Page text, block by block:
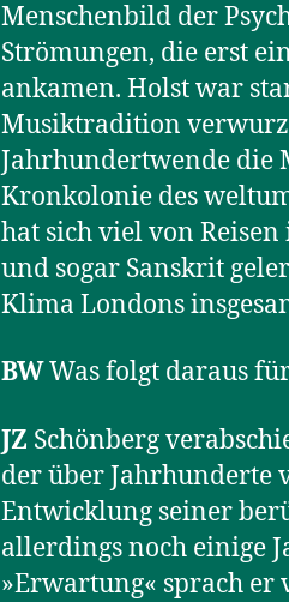
Menschenbild der
Strömungen, die erst
ankamen. Holst war
Musiktradition
Jahrhundertwende die
Kronkolonie des
hat sich viel von
und sogar Sanskrit
Klima Londons
BWWas folgt daraus
JZ Schönberg
der über Jahrhunderte
Entwicklung seiner
allerdings noch einige
»Erwartung« sprach er